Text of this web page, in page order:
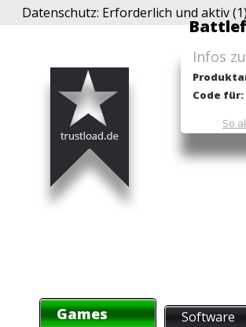
Datenschutz: Erforderlich und aktiv
Infos
Code für:
So
Games Software